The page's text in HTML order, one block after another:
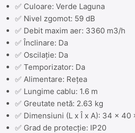
✅ Culoare: Verde Laguna
✅ Nivel zgomot: 59 dB
✅ Debit maxim aer: 3360 m3/h
✅ Înclinare: Da
✅ Oscilație: Da
✅ Temporizator: Da
✅ Alimentare: Rețea
✅ Lungime cablu: 1.6 m
✅ Greutate netă: 2.63 kg
✅ Dimensiuni (L x Î x A): 34 x 40
✅ Grad de protecție: IP20